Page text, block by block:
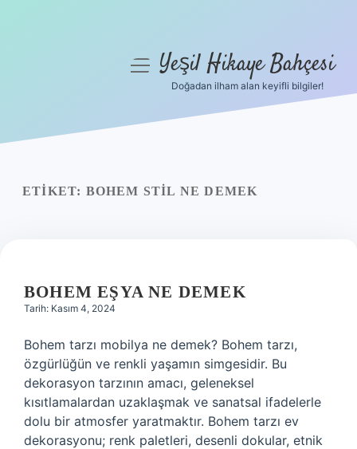
Yasal Uyarı
menüyüYeşil Hikaye Bahçesi
Doğadan ilham alan keyifli bilgiler!
ETIKET: BOHEM STIL NE DEMEK
BOHEM EŞYA NE DEMEK
Tarih: Kasım 4, 2024
Bohem tarzı mobilya ne demek? Bohem tarzı,
özgürlüğün ve renkli yaşamın simgesidir. Bu
dekorasyon tarzının amacı, geleneksel
kısıtlamalardan uzaklaşmak ve sanatsal ifadelerle
dolu bir atmosfer yaratmaktır. Bohem tarzı ev
dekorasyonu; renk paletleri, desenli dokular, etnik